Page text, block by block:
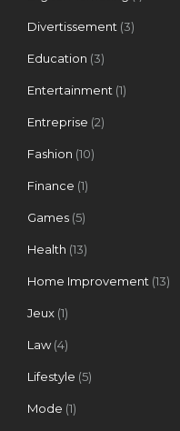
Divertissement (3)
Education (3)
Entertainment (1)
Entreprise (2)
Fashion (10)
Finance (1)
Games (5)
Health (13)
Home Improvement (13)
Jeux (1)
Law(4)
Lifestyle (5)
Mode (1)